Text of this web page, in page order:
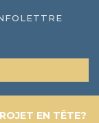
EN TÊTE?